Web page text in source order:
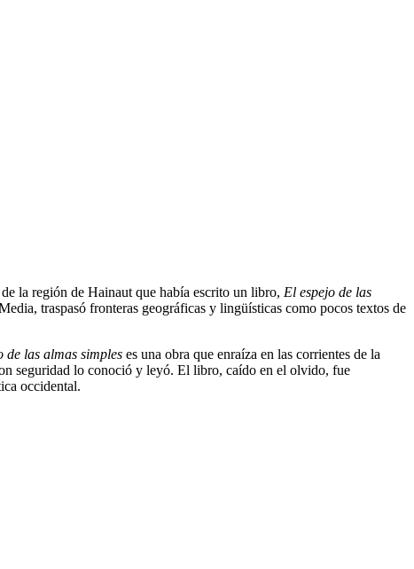
la región de Hainaut que había escrito un libro, El espejo de las
traspasó fronteras geográficas y lingüísticas como pocos textos de
de las almas simples es una obra que enraíza en las corrientes de la
seguridad lo conoció y leyó. El libro, caído en el olvido, fue
occidental.